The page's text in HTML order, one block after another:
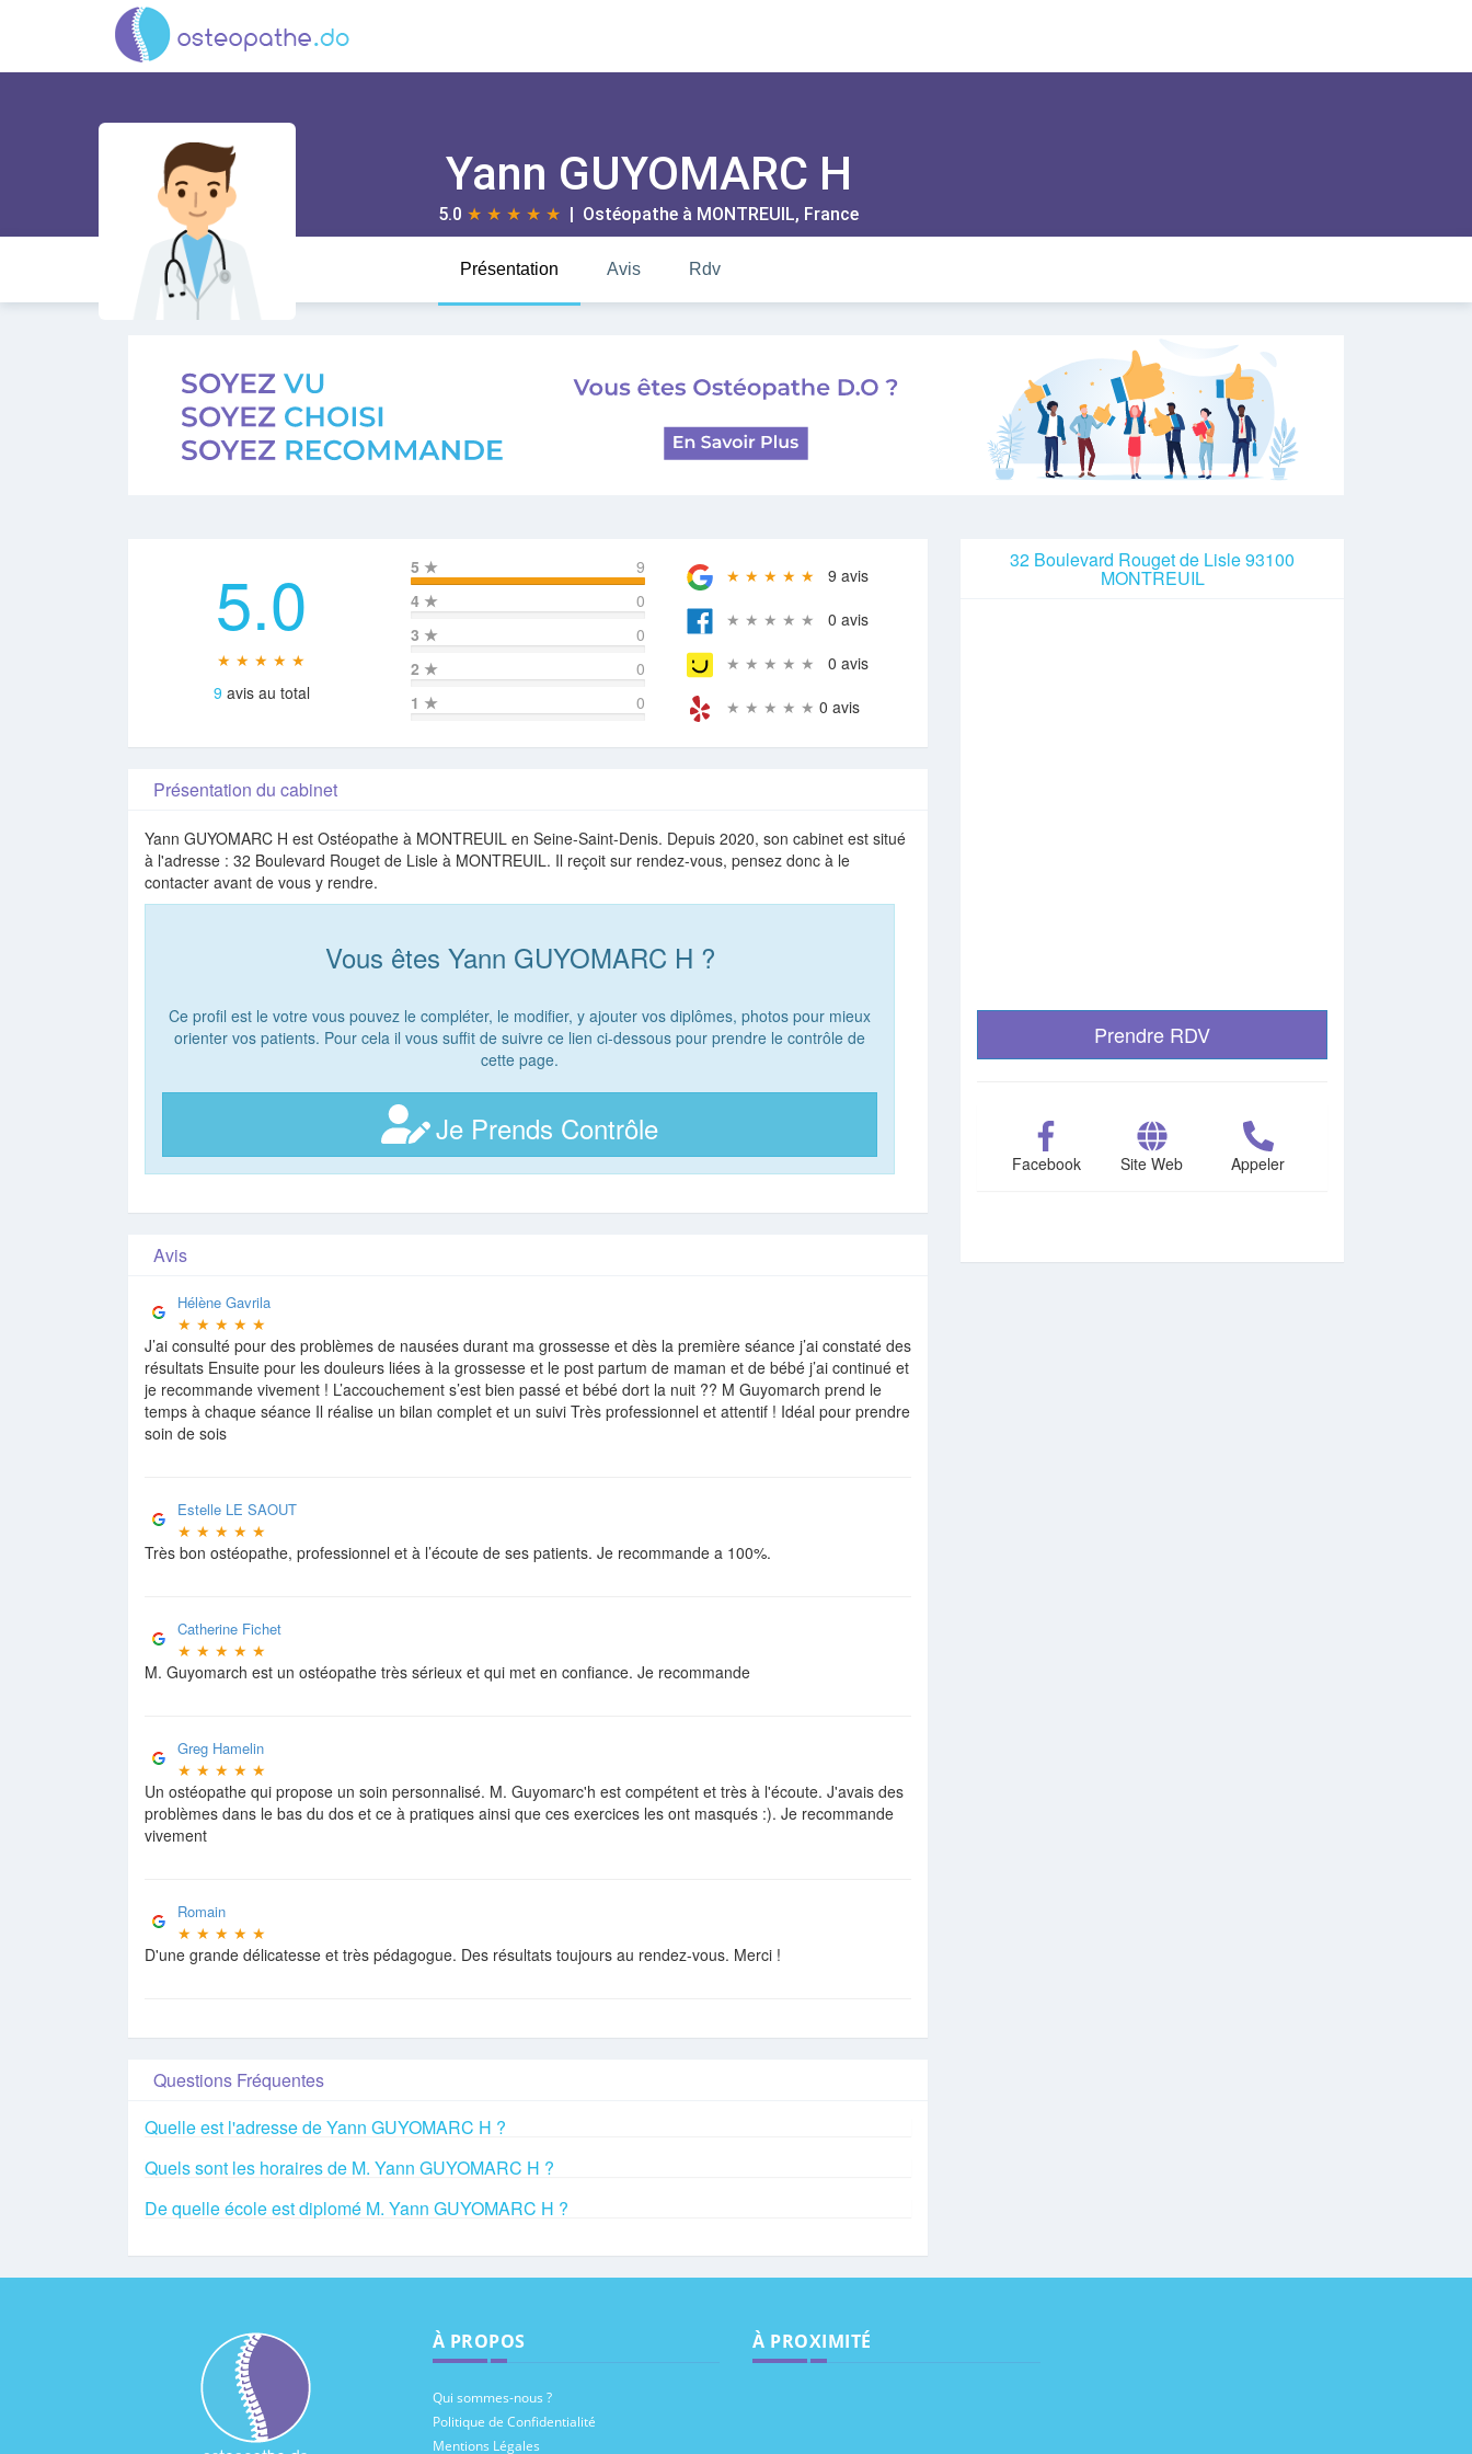
Yann GUYOMARC H
5.0 ★ ★ ★ ★ ★ | Ostéopathe à MONTREUIL, France
Présentation Avis Rdv
5.0
★ ★ ★ ★ ★
9 avis au total
5 ★
9
4 ★
0
3 ★
0
2 ★
0
1 ★ 0
★ ★ ★ ★ ★ 9 avis
★ ★ ★ ★ ★ 0 avis
★ ★ ★ ★ ★ 0 avis
★ ★ ★ ★ ★ 0 avis
Présentation du cabinet
Yann GUYOMARC H est Ostéopathe à MONTREUIL en Seine-Saint-Denis. Depuis 2020, son cabinet est situé
à l'adresse : 32 Boulevard Rouget de Lisle à MONTREUIL. Il reçoit sur rendez-vous, pensez donc à le
contacter avant de vous y rendre.
Vous êtes Yann GUYOMARC H ?
Ce profil est le votre vous pouvez le compléter, le modifier, y ajouter vos diplômes, photos pour mieux
orienter vos patients. Pour cela il vous suffit de suivre ce lien ci-dessous pour prendre le contrôle de
cette page.
Je Prends Contrôle
Avis
Hélène Gavrila
★ ★ ★ ★ ★
J’ai consulté pour des problèmes de nausées durant ma grossesse et dès la première séance j’ai constaté des
résultats Ensuite pour les douleurs liées à la grossesse et le post partum de maman et de bébé j’ai continué et
je recommande vivement ! L’accouchement s’est bien passé et bébé dort la nuit ?? M Guyomarch prend le
temps à chaque séance Il réalise un bilan complet et un suivi Très professionnel et attentif ! Idéal pour prendre
soin de sois
Estelle LE SAOUT
★ ★ ★ ★ ★
Très bon ostéopathe, professionnel et à l’écoute de ses patients. Je recommande a 100%.
Catherine Fichet
★ ★ ★ ★ ★
M. Guyomarch est un ostéopathe très sérieux et qui met en confiance. Je recommande
Greg Hamelin
★ ★ ★ ★ ★
Un ostéopathe qui propose un soin personnalisé. M. Guyomarc'h est compétent et très à l'écoute. J'avais des
problèmes dans le bas du dos et ce à pratiques ainsi que ces exercices les ont masqués :). Je recommande
vivement
Romain
★ ★ ★ ★ ★
D'une grande délicatesse et très pédagogue. Des résultats toujours au rendez-vous. Merci !
Questions Fréquentes
Quelle est l'adresse de Yann GUYOMARC H ?
Quels sont les horaires de M. Yann GUYOMARC H ?
De quelle école est diplomé M. Yann GUYOMARC H ?
32 Boulevard Rouget de Lisle 93100
MONTREUIL
Prendre RDV
Facebook Site Web Appeler
À PROPOS
Qui sommes-nous ?
Politique de Confidentialité
Mentions Légales
À PROXIMITÉ